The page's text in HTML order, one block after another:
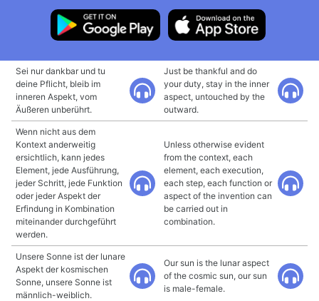
Sei nur dankbar und tu
deine Pflicht, bleib im
inneren Aspekt, vom
Äußeren unberührt.
Just be thankful and do
your duty, stay in the inner
aspect, untouched by the
outward.
Wenn nicht aus dem
Kontext anderweitig
ersichtlich, kann jedes
Element, jede Ausführung,
jeder Schritt, jede Funktion
oder jeder Aspekt der
Erfindung in Kombination
miteinander durchgeführt
werden.
Unless otherwise evident
from the context, each
element, each execution,
each step, each function or
aspect of the invention can
be carried out in
combination.
Unsere Sonne ist der lunare
Aspekt der kosmischen
Sonne, unsere Sonne ist
männlich-weiblich.
Our sun is the lunar aspect
of the cosmic sun, our sun
is male-female.